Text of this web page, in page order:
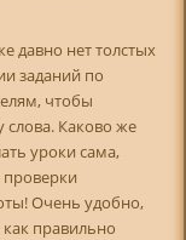
давно нет толстых
заданий по
чтобы
Каково же
уроки сама,
проверки
Очень удобно,
правильно